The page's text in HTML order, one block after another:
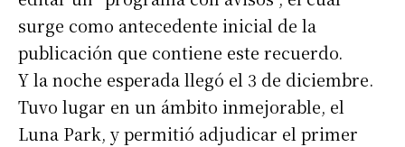
surge como antecedente inicial de la
publicación que contiene este recuerdo.
Y la noche esperada llegó el 3 de diciembre.
Tuvo lugar en un ámbito inmejorable, el
Luna Park, y permitió adjudicar el primer